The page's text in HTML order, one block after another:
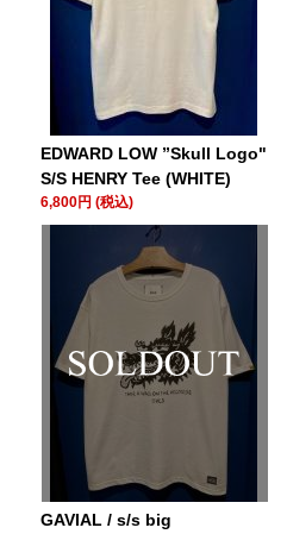
EDWARD LOW ”Skull Logo"
S/S HENRY Tee (WHITE)
6,800円 (税込)
GAVIAL / s/s big